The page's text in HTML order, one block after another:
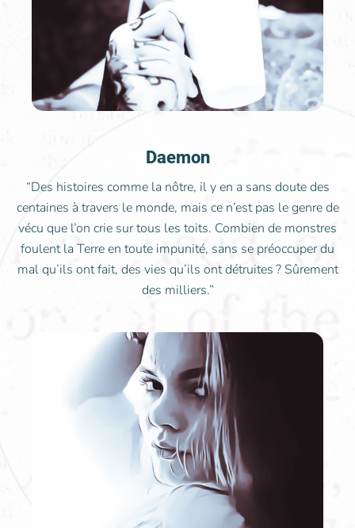
Daemon
“Des histoires comme la nôtre, il y en a sans doute des
centaines à travers le monde, mais ce n’est pas le genre de
vécu que l’on crie sur tous les toits. Combien de monstres
foulent la Terre en toute impunité, sans se préoccuper du
mal qu’ils ont fait, des vies qu’ils ont détruites ? Sûrement
des milliers.”